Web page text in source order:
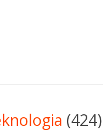
(424)